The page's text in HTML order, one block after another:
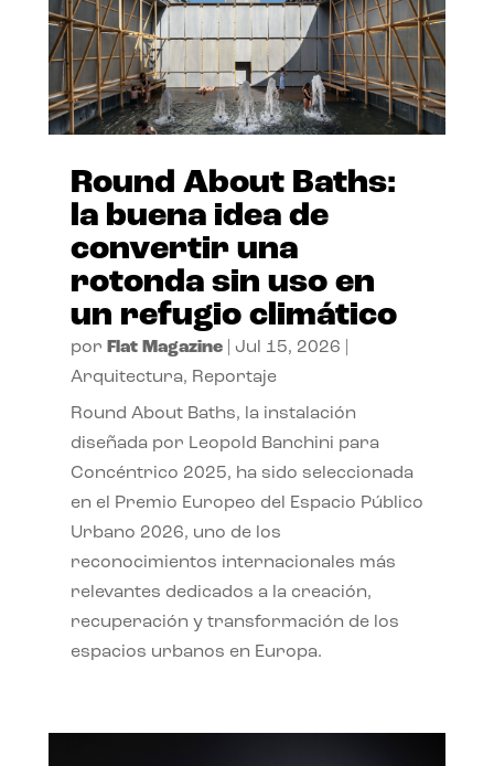
Round About Baths:
la buena idea de
convertir una
rotonda sin uso en
un refugio climático
por Flat Magazine| Jul 15, 2026
Arquitectura, Reportaje
Round About Baths, la instalación
diseñada por Leopold Banchini para
Concéntrico 2025, ha sido seleccionada
en el Premio Europeo del Espacio Público
Urbano 2026, uno de los
reconocimientos internacionales más
relevantes dedicados a la creación,
recuperación y transformación de los
espacios urbanos en Europa.